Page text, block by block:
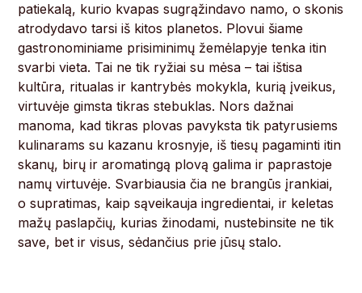
patiekalą, kurio kvapas sugrąžindavo namo, o skonis
atrodydavo tarsi iš kitos planetos. Plovui šiame
gastronominiame prisiminimų žemėlapyje tenka itin
svarbi vieta. Tai ne tik ryžiai su mėsa – tai ištisa
kultūra, ritualas ir kantrybės mokykla, kurią įveikus,
virtuvėje gimsta tikras stebuklas. Nors dažnai
manoma, kad tikras plovas pavyksta tik patyrusiems
kulinarams su kazanu krosnyje, iš tiesų pagaminti itin
skanų, birų ir aromatingą plovą galima ir paprastoje
namų virtuvėje. Svarbiausia čia ne brangūs įrankiai,
o supratimas, kaip sąveikauja ingredientai, ir keletas
mažų paslapčių, kurias žinodami, nustebinsite ne tik
save, bet ir visus, sėdančius prie jūsų stalo.